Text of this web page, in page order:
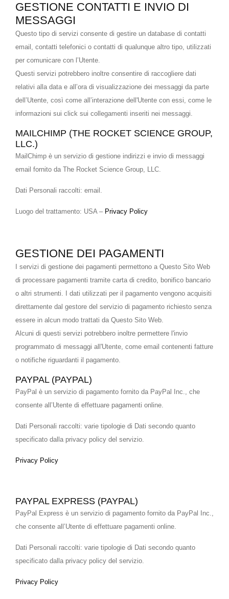
GESTIONE CONTATTI E INVIO DI
MESSAGGI
Questo tipo di servizi consente di gestire un database di contatti
email, contatti telefonici o contatti di qualunque altro tipo, utilizzati
per comunicare con l’Utente.
Questi servizi potrebbero inoltre consentire di raccogliere dati
relativi alla data e all’ora di visualizzazione dei messaggi da parte
dell’Utente, così come all’interazione dell'Utente con essi, come le
informazioni sui click sui collegamenti inseriti nei messaggi.
MAILCHIMP (THE ROCKET SCIENCE GROUP,
LLC.)
MailChimp è un servizio di gestione indirizzi e invio di messaggi
email fornito da The Rocket Science Group, LLC.
Dati Personali raccolti: email.
Luogo del trattamento: USA – Privacy Policy
GESTIONE DEI PAGAMENTI
I servizi di gestione dei pagamenti permettono a Questo Sito Web
di processare pagamenti tramite carta di credito, bonifico bancario
o altri strumenti. I dati utilizzati per il pagamento vengono acquisiti
direttamente dal gestore del servizio di pagamento richiesto senza
essere in alcun modo trattati da Questo Sito Web.
Alcuni di questi servizi potrebbero inoltre permettere l'invio
programmato di messaggi all'Utente, come email contenenti fatture
o notifiche riguardanti il pagamento.
PAYPAL (PAYPAL)
PayPal è un servizio di pagamento fornito da PayPal Inc., che
consente all’Utente di effettuare pagamenti online.
Dati Personali raccolti: varie tipologie di Dati secondo quanto
specificato dalla privacy policy del servizio.
Privacy Policy
PAYPAL EXPRESS (PAYPAL)
PayPal Express è un servizio di pagamento fornito da PayPal Inc.,
che consente all’Utente di effettuare pagamenti online.
Dati Personali raccolti: varie tipologie di Dati secondo quanto
specificato dalla privacy policy del servizio.
Privacy Policy